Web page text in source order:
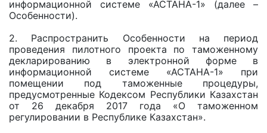
информационной системе «АСТАНА-1» (далее –
Особенности).
2. Распространить Особенности на период
проведения пилотного проекта по таможенному
декларированию в электронной форме в
информационной системе «АСТАНА-1» при
помещении под таможенные процедуры,
предусмотренные Кодексом Республики Казахстан
от 26 декабря 2017 года «О таможенном
регулировании в Республике Казахстан».